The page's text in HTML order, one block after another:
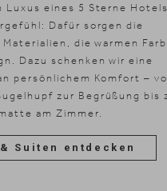
Luxus eines 5 Sterne
Dafür sorgen die
die warmen
Dazu schenken wir eine
persönlichem Komfort –
zur Begrüßung bis
am Zimmer.
Suiten entdecken